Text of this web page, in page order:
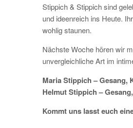
Stippich & Stippich sind
und ideenreich ins Heute.
wohlig staunen.
Nächste Woche hören wir
unvergleichliche Art im
Maria Stippich – Gesang,
Helmut Stippich –
Kommt uns lasst euch